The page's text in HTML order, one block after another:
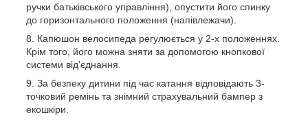
ручки батьківського управління), опустити його спинку
до горизонтального положення (напівлежачи).
Капюшон велосипеда регулюється у 2-х положеннях.
Крім того, його можна зняти за допомогою кнопкової
системи від'єднання.
За безпеку дитини під час катання відповідають 3-
точковий ремінь та знімний страхувальний бампер з
екошкіри.